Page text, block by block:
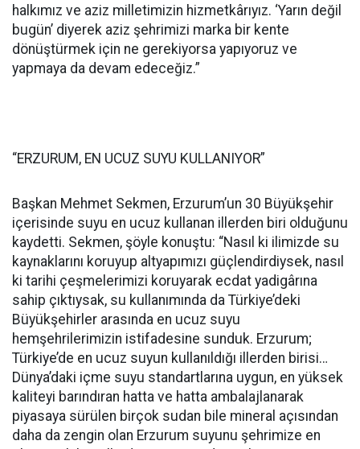
halkımız ve aziz milletimizin hizmetkârıyız. ‘Yarın değil
bugün’ diyerek aziz şehrimizi marka bir kente
dönüştürmek için ne gerekiyorsa yapıyoruz ve
yapmaya da devam edeceğiz.”
“ERZURUM, EN UCUZ SUYU KULLANIYOR”
Başkan Mehmet Sekmen, Erzurum’un 30 Büyükşehir
içerisinde suyu en ucuz kullanan illerden biri olduğunu
kaydetti. Sekmen, şöyle konuştu: “Nasıl ki ilimizde su
kaynaklarını koruyup altyapımızı güçlendirdiysek, nasıl
ki tarihi çeşmelerimizi koruyarak ecdat yadigârına
sahip çıktıysak, su kullanımında da Türkiye’deki
Büyükşehirler arasında en ucuz suyu
hemşehrilerimizin istifadesine sunduk. Erzurum;
Türkiye’de en ucuz suyun kullanıldığı illerden birisi…
Dünya’daki içme suyu standartlarına uygun, en yüksek
kaliteyi barındıran hatta ve hatta ambalajlanarak
piyasaya sürülen birçok sudan bile mineral açısından
daha da zengin olan Erzurum suyunu şehrimize en